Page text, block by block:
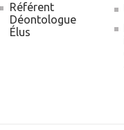
Référent
Déontologue
Élus